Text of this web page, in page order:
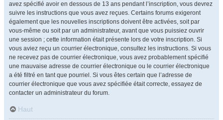
avez spécifié avoir en dessous de 13 ans pendant l’inscription, vous devrez
suivre les instructions que vous avez reçues. Certains forums exigeront
également que les nouvelles inscriptions doivent être activées, soit par
vous-même ou soit par un administrateur, avant que vous puissiez ouvrir
une session ; cette information était présente lors de votre inscription. Si
vous aviez reçu un courrier électronique, consultez les instructions. Si vous
ne recevez pas de courrier électronique, vous avez probablement spécifié
une mauvaise adresse de courrier électronique ou le courrier électronique
a été filtré en tant que pourriel. Si vous êtes certain que l’adresse de
courrier électronique que vous avez spécifiée était correcte, essayez de
contacter un administrateur du forum.
Haut